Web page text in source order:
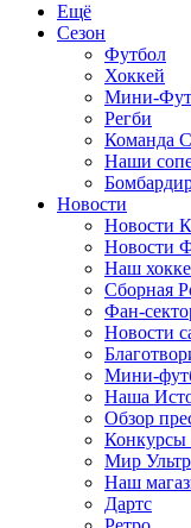
Ещё
Сезон
Футбол
Хоккей
Мини-
Регби
Команда
Наши
Новости
Новости
Новости
Наш
Сборная
Фан-
Новости
Мини-
Наша
Обзор
Конкурсы
Мир
Наш
Дартс